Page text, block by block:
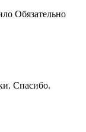
Обязательно
Спасибо.